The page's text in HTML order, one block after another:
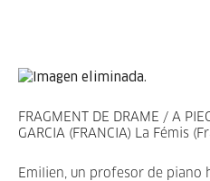
FRAGMENT DE DRAME / A
GARCIA (FRANCIA) La Fémis
Emilien, un profesor de piano